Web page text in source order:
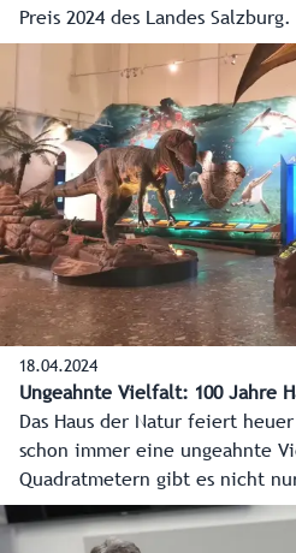
Preis 2024 des Landes
außerordentliche
18.04.2024
Ungeahnte Vielfalt: 100 Jahre
Das Haus der Natur feiert
schon immer eine ungeahnte
Quadratmetern gibt es nicht
Dinosaurier, sondern auch
Unterwasserwelten, Dioramen